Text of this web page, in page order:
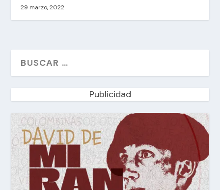
29 marzo, 2022
Publicidad